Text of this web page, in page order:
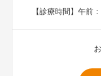
【診療時間】午前